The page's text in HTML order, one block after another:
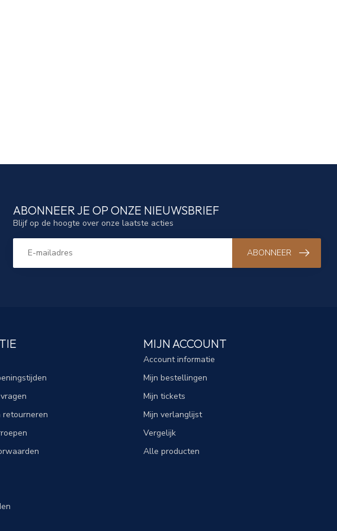
ABONNEER JE OP ONZE NIEUWSBRIEF
Blijf op de hoogte over onze laatste acties
ABONNEER
retourneren
MIJN ACCOUNT
Account informatie
Mijn bestellingen
Mijn tickets
Mijn verlanglijst
Vergelijk
Alle producten